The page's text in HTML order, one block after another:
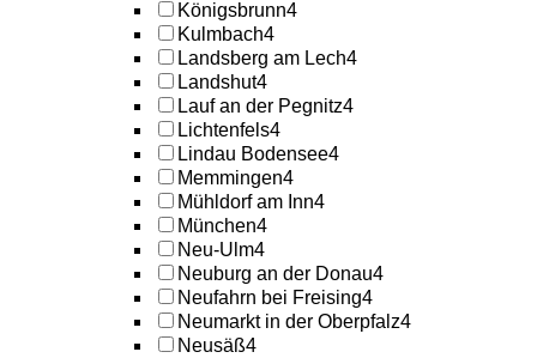
Königsbrunn4
Kulmbach4
Landsberg am Lech4
Landshut4
Lauf an der Pegnitz4
Lichtenfels4
Lindau Bodensee4
Memmingen4
Mühldorf am Inn4
München4
Neu-Ulm4
Neuburg an der Donau4
Neufahrn bei Freising4
Neumarkt in der Oberpfalz4
Neusäß4